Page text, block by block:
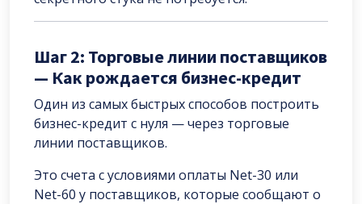
Шаг 2: Торговые линии поставщиков
— Как рождается бизнес-кредит
Один из самых быстрых способов построить
бизнес-кредит с нуля — через торговые
линии поставщиков.
Это счета с условиями оплаты Net-30 или
Net-60 у поставщиков, которые сообщают о